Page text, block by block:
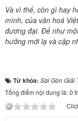
Và vì thế, còn gì hay
mình, của văn hoá
đương đại. Để như
hưởng mới lạ và cập
Từ khóa: Sài Gòn Giải
Tổng điểm nội dung là: 0